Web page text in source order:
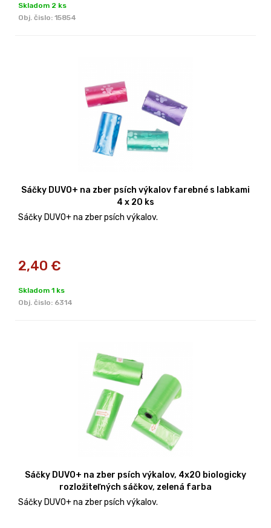
Skladom 2 ks
Obj. čislo: 15854
Sáčky DUVO+ na zber psích výkalov farebné s labkami
4 x 20 ks
Sáčky DUVO+ na zber psích výkalov.
2,40 €
Skladom 1 ks
Obj. čislo: 6314
Sáčky DUVO+ na zber psích výkalov, 4x20 biologicky
rozložiteľných sáčkov, zelená farba
Sáčky DUVO+ na zber psích výkalov.